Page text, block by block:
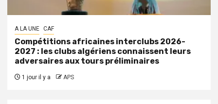
A LA UNE CAF
Compétitions africaines interclubs 2026-
2027 : les clubs algériens connaissent leurs
adversaires aux tours préliminaires
1 jour il y a APS